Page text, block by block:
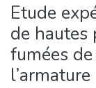
Etude
de hautes
fumées
l’armature